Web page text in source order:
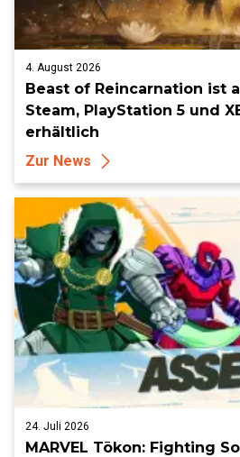
4. August 2026
Beast of Reincarnation ist
Steam, PlayStation 5 und
erhältlich
Zur News
24. Juli 2026
MARVEL Tōkon: Fighting